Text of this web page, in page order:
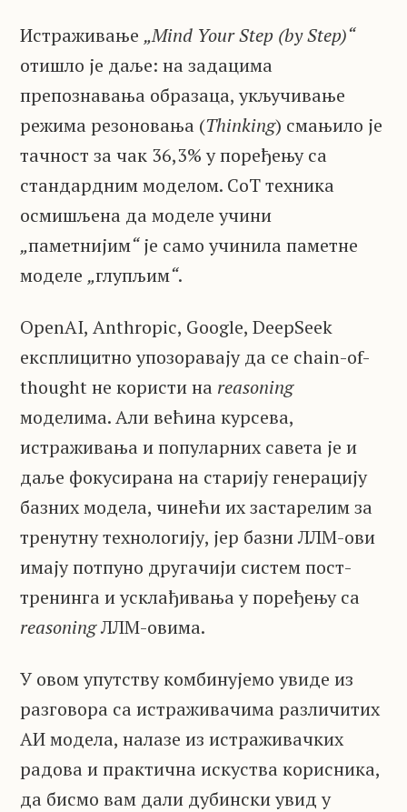
Истраживање „Mind Your Step (by Step)“
отишло је даље: на задацима
препознавања образаца, укључивање
режима резоновања (Thinking) смањило је
тачност за чак 36,3% у поређењу са
стандардним моделом. CoT техника
осмишљена да моделе учини
„паметнијим“је само учинила паметне
моделе „глупљим“.
OpenAI, Anthropic, Google, DeepSeek
експлицитно упозоравају да се chain-of-
thought не користи на reasoning
моделима. Али већина курсева,
истраживања и популарних савета је и
даље фокусирана на старију генерацију
базних модела, чинећи их застарелим за
тренутну технологију, јер базни ЛЛМ-ови
имају потпуно другачији систем пост-
тренинга и усклађивања у поређењу са
reasoningЛЛМ-овима.
У овом упутству комбинујемо увиде из
разговора са истраживачима различитих
АИ модела, налазе из истраживачких
радова и практична искуства корисника,
да бисмо вам дали дубински увид у